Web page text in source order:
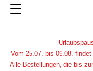
Vom 25.07. bis 09.08.
Alle Bestellungen, die bis